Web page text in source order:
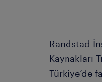
Randstad
Kaynakları
Türkiye’de